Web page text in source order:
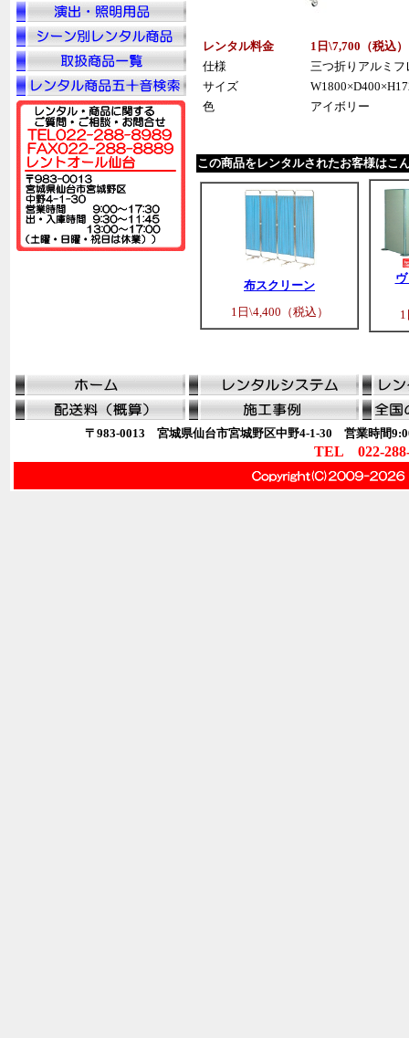
レンタル料金 1日\7,700（税込
仕様
三つ折りアルミ
サイズ
色
アイボリー
この商品をレンタルされたお客様はこ
布スクリーン
1日\4,400（税込）
〒983-0013 宮城県仙台市宮城野区中野4-1-30 営業時間
TEL 022-